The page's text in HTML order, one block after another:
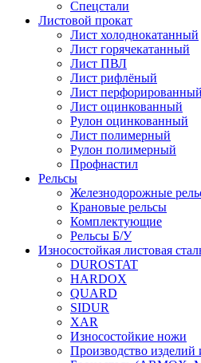
Спецстали
Листовой прокат
Лист холоднокатанный
Лист горячекатанный
Лист ПВЛ
Лист рифлёный
Лист перфорированный
Лист оцинкованный
Рулон оцинкованный
Лист полимерный
Рулон полимерный
Профнастил
Рельсы
Железнодорожные
Крановые рельсы
Комплектующие
Рельсы Б/У
Износостойкая листовая
DUROSTAT
HARDOX
QUARD
SIDUR
XAR
Износостойкие ножи
Производство изделий